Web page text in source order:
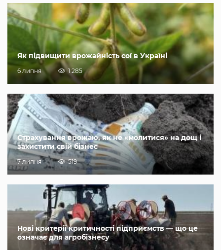
Як підвищити врожайність сої в Україні
6 липня 1 285
Страхування врожаю, як не «молитися» на дощ і
захистити свій бізнес
7 липня 519
Нові критерії критичності підприємств — що це
означає для агробізнесу